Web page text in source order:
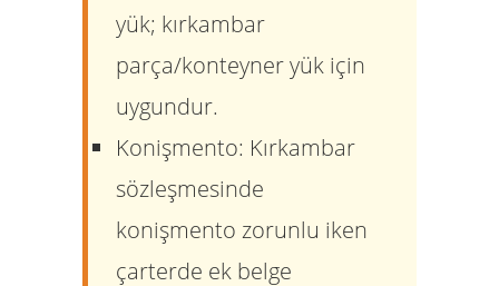
yük; kırkambar
parça/konteyner yük için
uygundur.
Konişmento: Kırkambar
sözleşmesinde
konişmento zorunlu iken
çarterde ek belge